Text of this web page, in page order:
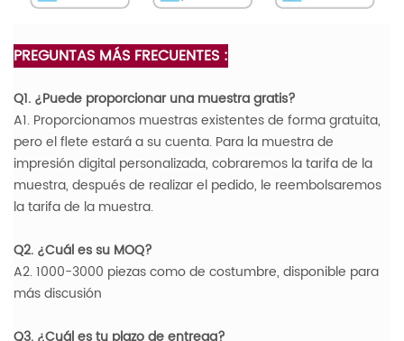
PREGUNTAS MÁS FRECUENTES :
Q1. ¿Puede proporcionar una muestra gratis?
A1. Proporcionamos muestras existentes de forma gratuita,
pero el flete estará a su cuenta. Para la muestra de
impresión digital personalizada, cobraremos la tarifa de la
muestra, después de realizar el pedido, le reembolsaremos
la tarifa de la muestra.
Q2. ¿Cuál es su MOQ?
A2. 1000-3000 piezas como de costumbre, disponible para
más discusión